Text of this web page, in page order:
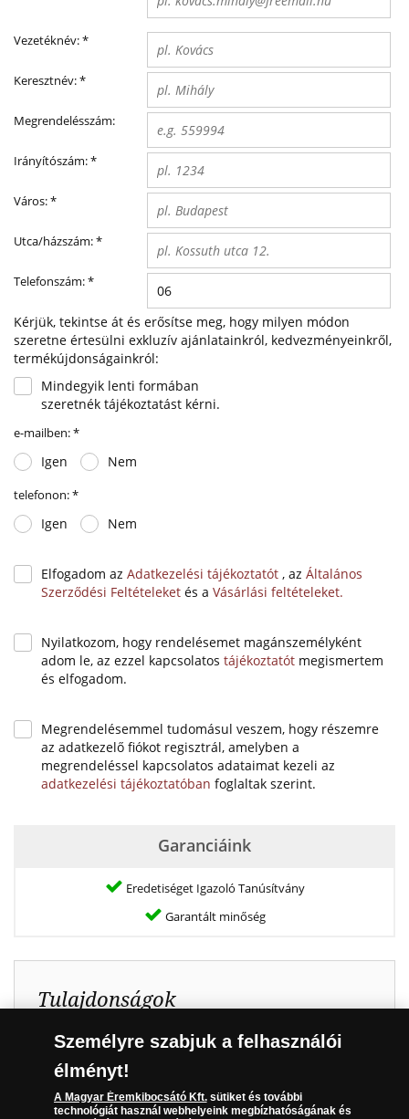
Vezetéknév:*
Keresztnév:*
Megrendelésszám:
Irányítószám:*
Város:*
Utca/házszám:*
Telefonszám:*
Kérjük, tekintse át és erősítse meg, hogy milyen módon
szeretne értesülni exkluzív ajánlatainkról, kedvezményeinkről,
termékújdonságainkról:
Mindegyik lenti formában
szeretnék tájékoztatást kérni.
e-mailben:*
Igen Nem
telefonon:*
Igen Nem
Elfogadom az Adatkezelési tájékoztatót , az Általános
Szerződési Feltételeket és a Vásárlási feltételeket.
Nyilatkozom, hogy rendelésemet magánszemélyként
adom le, az ezzel kapcsolatos tájékoztatót megismertem
és elfogadom.
Megrendelésemmel tudomásul veszem, hogy részemre
az adatkezelő fiókot regisztrál, amelyben a
megrendeléssel kapcsolatos adataimat kezeli az
adatkezelési tájékoztatóban foglaltak szerint.
Garanciáink
Eredetiséget Igazoló Tanúsítvány
Garantált minőség
Tulajdonságok
Anyag:
Színezüst (Ag 999/1000)
Átmérő:
Tömeg:
31,1 g
Személyre szabjuk a felhasználói
élményt!
A Magyar Éremkibocsátó Kft.sütiket és további
technológiát használ webhelyeink megbízhatóságának és